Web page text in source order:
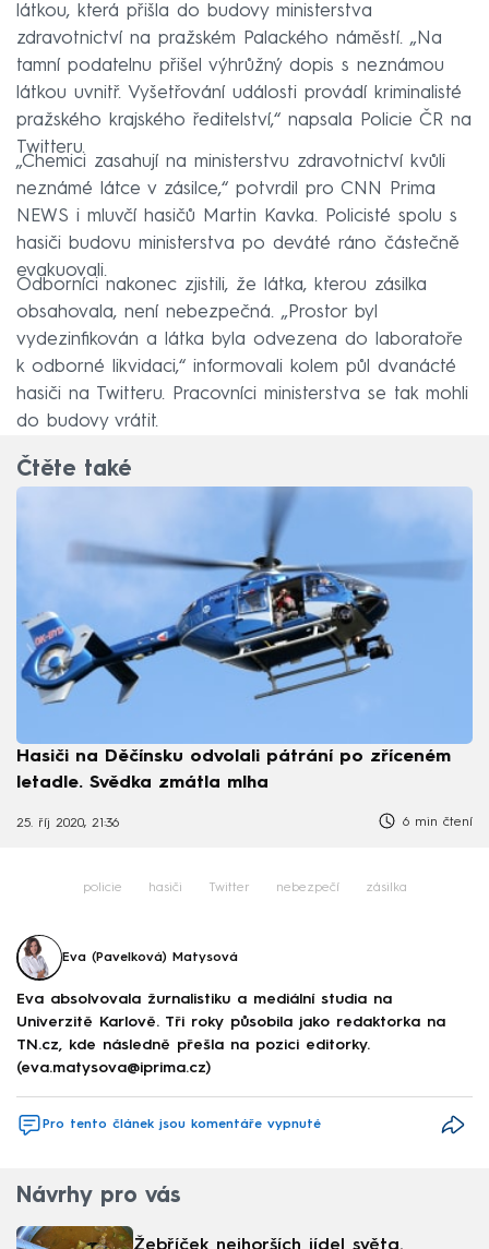
látkou, která přišla do budovy ministerstva
zdravotnictví na pražském Palackého náměstí. „Na
tamní podatelnu přišel výhrůžný dopis s neznámou
látkou uvnitř. Vyšetřování události provádí kriminalisté
pražského krajského ředitelství,“ napsala Policie ČR na
Twitteru.
„Chemici zasahují na ministerstvu zdravotnictví kvůli
neznámé látce v zásilce,“ potvrdil pro CNN Prima
NEWS i mluvčí hasičů Martin Kavka. Policisté spolu s
hasiči budovu ministerstva po deváté ráno částečně
evakuovali.
Odborníci nakonec zjistili, že látka, kterou zásilka
obsahovala, není nebezpečná. „Prostor byl
vydezinfikován a látka byla odvezena do laboratoře
k odborné likvidaci,“ informovali kolem půl dvanácté
hasiči na Twitteru. Pracovníci ministerstva se tak mohli
do budovy vrátit.
Čtěte také
Hasiči na Děčínsku odvolali pátrání po zříceném
letadle. Svědka zmátla mlha
25. říj 2020, 21:36 6 min čtení
policie hasiči Twitter nebezpečí zásilka
Eva (Pavelková) Matysová
Eva absolvovala žurnalistiku a mediální studia na
Univerzitě Karlově. Tři roky působila jako redaktorka na
TN.cz, kde následně přešla na pozici editorky.
(eva.matysova@iprima.cz)
Pro tento článek jsou komentáře vypnuté
Návrhy pro vás